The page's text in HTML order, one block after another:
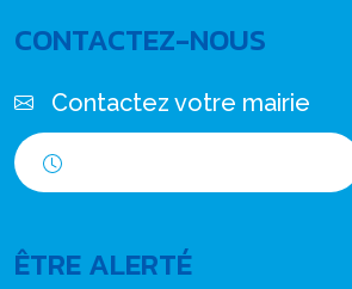
CONTACTEZ-NOUS
Contactez votre mairie
ÊTRE ALERTÉ